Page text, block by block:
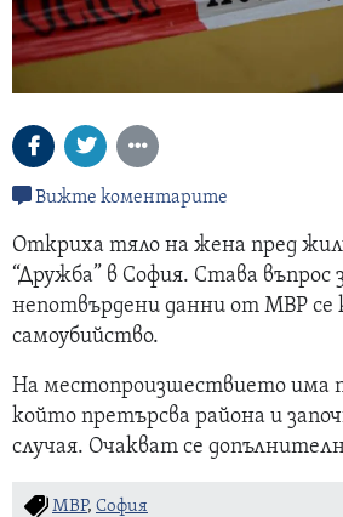
Вижте коментарите
Откриха тяло на жена пред
“Дружба” в София. Става въпрос
непотвърдени данни от МВР се
самоубийство.
На местопроизшествието има
който претърсва района и
случая. Очакват се
МВР, София